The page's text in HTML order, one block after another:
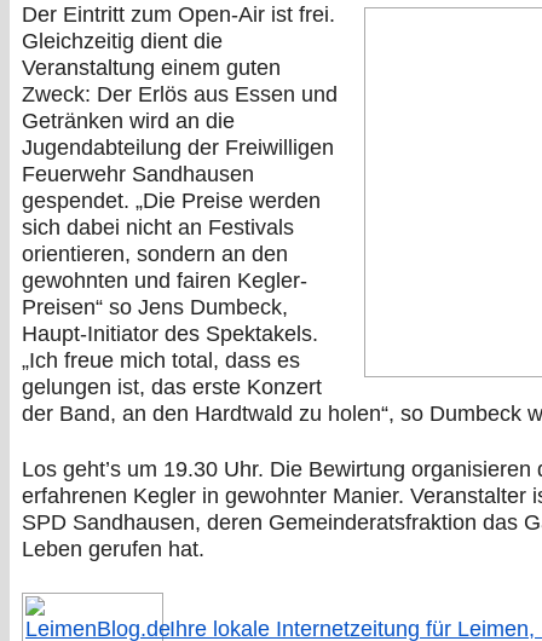
Der Eintritt zum Open-Air ist frei.
Gleichzeitig dient die
Veranstaltung einem guten
Zweck: Der Erlös aus Essen und
Getränken wird an die
Jugendabteilung der Freiwilligen
Feuerwehr Sandhausen
gespendet. „Die Preise werden
sich dabei nicht an Festivals
orientieren, sondern an den
gewohnten und fairen Kegler-
Preisen“ so Jens Dumbeck,
Haupt-Initiator des Spektakels.
„Ich freue mich total, dass es
gelungen ist, das erste Konzert
der Band, an den Hardtwald zu holen“, so Dumbeck
Los geht’s um 19.30 Uhr. Die Bewirtung organisieren
erfahrenen Kegler in gewohnter Manier. Veranstalter
SPD Sandhausen, deren Gemeinderatsfraktion das
Leben gerufen hat.
Ihre lokale Internetzeitung für Leimen,